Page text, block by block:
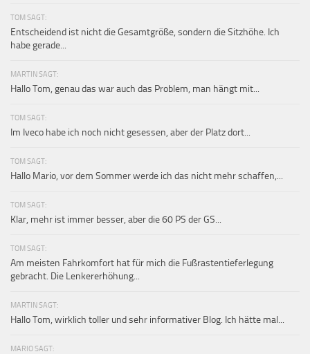
TOM SAGT:
Entscheidend ist nicht die Gesamtgröße, sondern die Sitzhöhe. Ich
habe gerade...
MARTIN SAGT:
Hallo Tom, genau das war auch das Problem, man hängt mit...
TOM SAGT:
Im Iveco habe ich noch nicht gesessen, aber der Platz dort...
TOM SAGT:
Hallo Mario, vor dem Sommer werde ich das nicht mehr schaffen,...
TOM SAGT:
Klar, mehr ist immer besser, aber die 60 PS der GS...
TOM SAGT:
Am meisten Fahrkomfort hat für mich die Fußrastentieferlegung
gebracht. Die Lenkererhöhung...
MARTIN SAGT:
Hallo Tom, wirklich toller und sehr informativer Blog. Ich hätte mal...
MARIO SAGT: